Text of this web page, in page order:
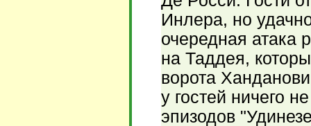
Инлера, но
очередная
на Таддея,
ворота
у гостей ничего
эпизодов